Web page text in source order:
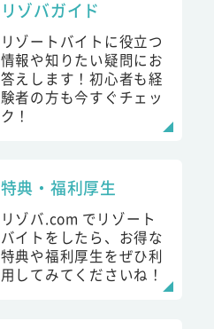
リゾバガイド
リゾートバイトに役立つ
情報や知りたい疑問にお
答えします！初心者も経
験者の方も今すぐチェッ
ク！
特典・福利厚生
リゾバ.com でリゾート
バイトをしたら、お得な
特典や福利厚生をぜひ利
用してみてくださいね！